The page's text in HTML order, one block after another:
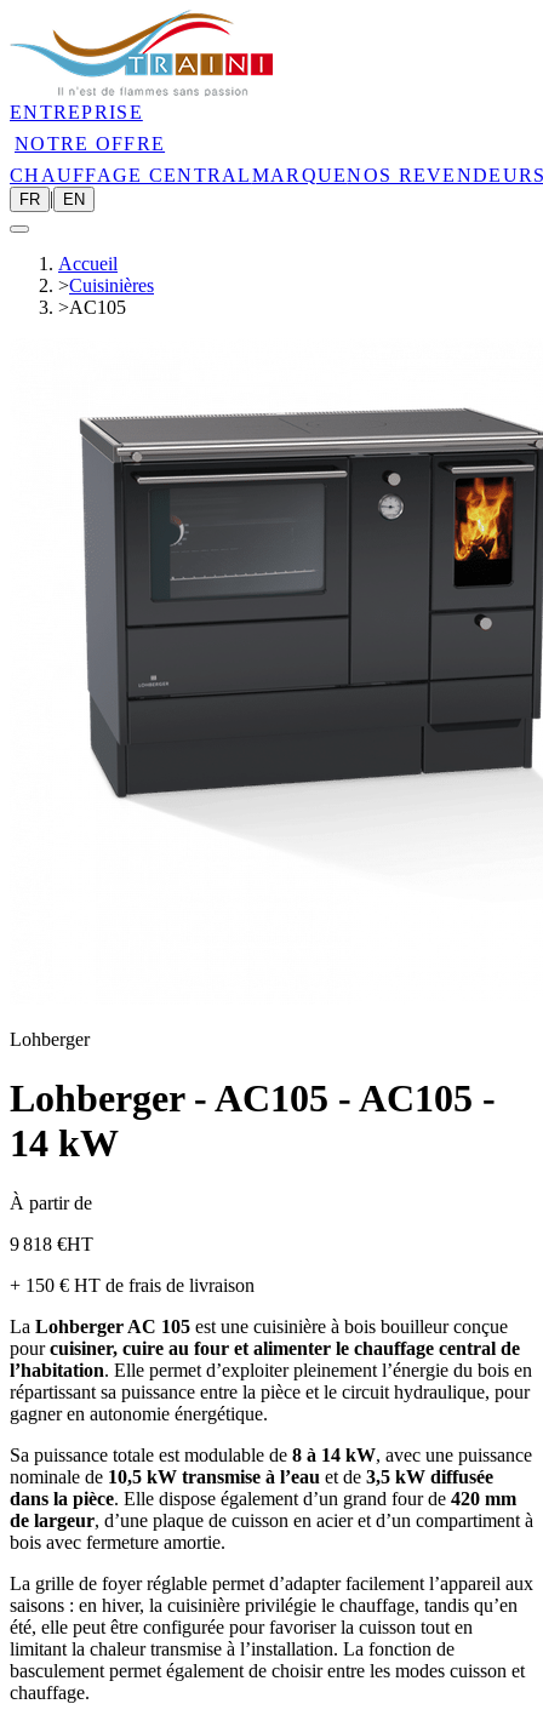
ENTREPRISE
NOTRE OFFRE
CHAUFFAGE CENTRALMARQUENOS
FR | EN
Accueil
>Cuisinières
>AC105
Lohberger
Lohberger - AC105 - AC105 -
14 kW
À partir de
9 818 €HT
+ 150 € HT de frais de livraison
La Lohberger AC 105 est une cuisinière à bois bouilleur conçue
pourcuisiner, cuire au four et alimenter le chauffage central de
l’habitation. Elle permet d’exploiter pleinement l’énergie du bois en
répartissant sa puissance entre la pièce et le circuit hydraulique, pour
gagner en autonomie énergétique.
Sa puissance totale est modulable de 8 à 14 kW, avec une puissance
nominale de 10,5 kW transmise à l’eau et de 3,5 kW diffusée
dans la pièce. Elle dispose également d’un grand four de 420 mm
de largeur, d’une plaque de cuisson en acier et d’un compartiment à
bois avec fermeture amortie.
La grille de foyer réglable permet d’adapter facilement l’appareil aux
saisons : en hiver, la cuisinière privilégie le chauffage, tandis qu’en
été, elle peut être configurée pour favoriser la cuisson tout en
limitant la chaleur transmise à l’installation. La fonction de
basculement permet également de choisir entre les modes cuisson et
chauffage.